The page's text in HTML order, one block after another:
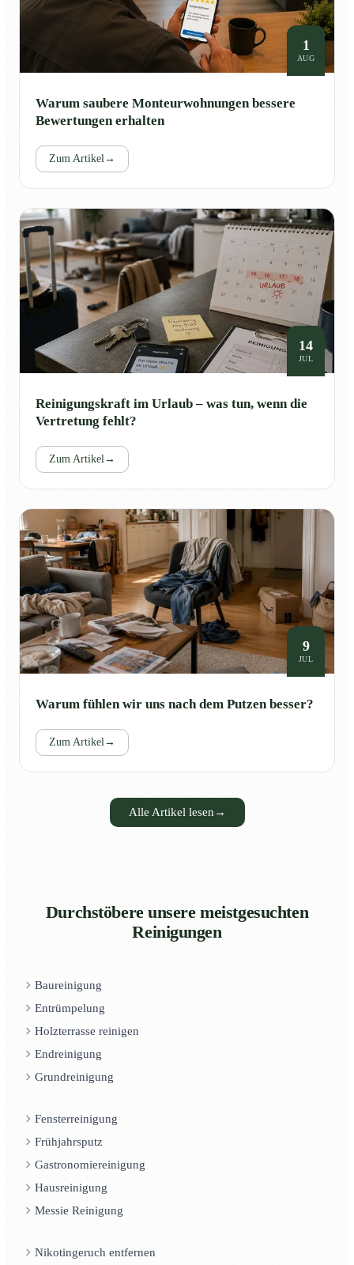
1
AUG
Warum saubere Monteurwohnungen bessere
Bewertungen erhalten
Zum Artikel →
14
JUL
Reinigungskraft im Urlaub – was tun, wenn die
Vertretung fehlt?
Zum Artikel →
9
JUL
Warum fühlen wir uns nach dem Putzen besser?
Zum Artikel →
Alle Artikel lesen →
Durchstöbere unsere meistgesuchten
Reinigungen
Baureinigung
Entrümpelung
Holzterrasse reinigen
Endreinigung
Grundreinigung
Fensterreinigung
Frühjahrsputz
Gastronomiereinigung
Hausreinigung
Messie Reinigung
Nikotingeruch entfernen